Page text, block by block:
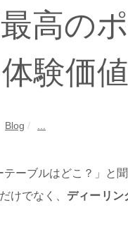
高の
験価
Blog
テーブルはどこ？」と
けでなく、 ディーリン